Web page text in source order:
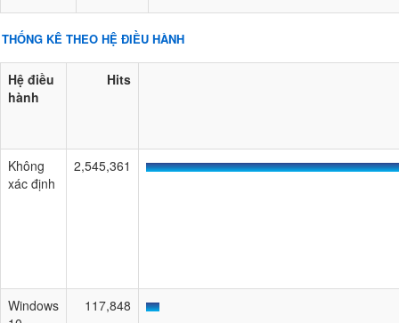
THỐNG KÊ THEO HỆ ĐIỀU HÀNH
Hệ điều
hành
Hits
Không
xác định
2,545,361
Windows
117,848